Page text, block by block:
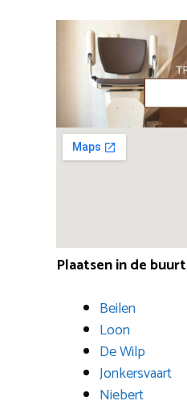
Plaatsen in de buurt
Beilen
Loon
De Wilp
Jonkersvaart
Niebert